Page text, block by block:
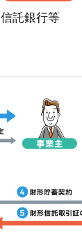
信託銀行等